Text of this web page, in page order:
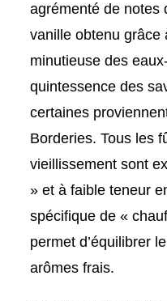
agrémenté de notes
vanille obtenu grâce
minutieuse des
quintessence des
certaines
Borderies. Tous les
vieillissement sont
» et à faible teneur
spécifique de «
permet d’équilibrer
arômes frais.